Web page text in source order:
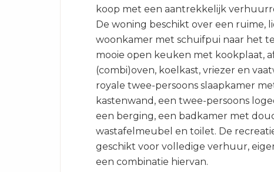
koop met een aantrekkelijk
De woning beschikt over een ruime,
woonkamer met schuifpui naar het
mooie open keuken met kookplaat,
(combi)oven, koelkast, vriezer en
royale twee-persoons slaapkamer
kastenwand, een twee-persoons
een berging, een badkamer met
wastafelmeubel en toilet. De
geschikt voor volledige verhuur,
een combinatie hiervan.